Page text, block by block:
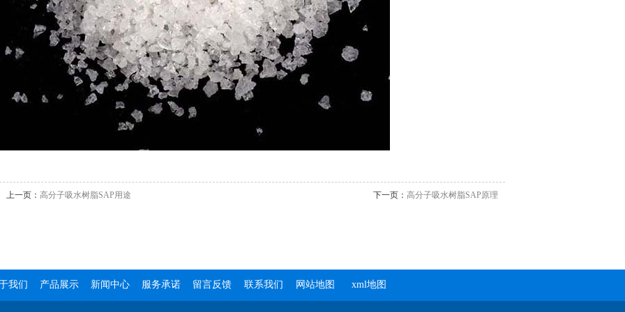
上一页： 高分子吸水树脂SAP用途 下一页： 高分子吸水树脂SAP原理
我们 产品展示 新闻中心 服务承诺 留言反馈 联系我们 网站地图 xml地图